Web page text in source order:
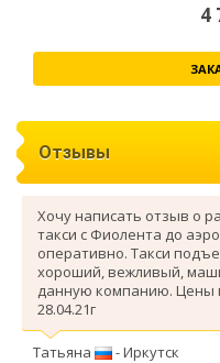
4
Отзывы
Хочу написать отзыв о
такси с Фиолента до
оперативно. Такси
хороший, вежливый,
данную компанию. Цены
28.04.21г
Татьяна - Иркутск